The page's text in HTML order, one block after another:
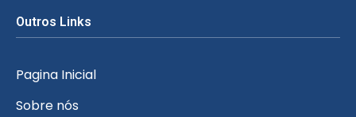
Outros Links
Pagina Inicial
Sobre nós